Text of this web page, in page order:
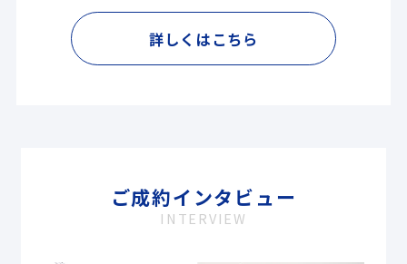
詳しくはこちら
ご成約インタビュー
INTERVIEW